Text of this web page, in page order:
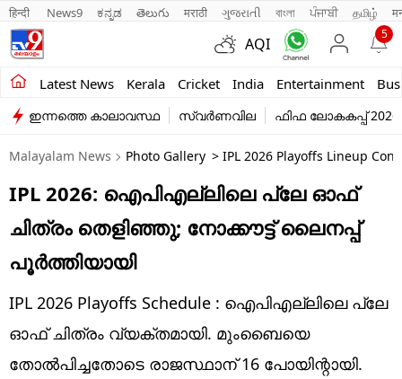
हिन्दी News9 ಕನ್ನಡ తెలుగు मराठी ગુજરાતી বাংলা ਪੰਜਾਬੀ தமிழ்
AQI
5
Latest News Kerala Cricket India Entertainment
Kerala
India
Entertainment
Business
Education
Lifestyle
world
ഇന്നത്തെ കാലാവസ്ഥ സ്വർണവില ഫിഫ ലോകകപ്പ് 2026
Malayalam News Photo Gallery > IPL 2026 Playoffs Lineup
IPL 2026: ഐപിഎല്ലിലെ പ്ലേ ഓഫ്
ചിത്രം തെളിഞ്ഞു; നോക്കൗട്ട് ലൈനപ്പ്
പൂര്‍ത്തിയായി
IPL 2026 Playoffs Schedule : ഐപിഎല്ലിലെ പ്ലേ
ഓഫ് ചിത്രം വ്യക്തമായി. മുംബൈയെ
തോല്‍പിച്ചതോടെ രാജസ്ഥാന് 16 പോയിന്റായി.